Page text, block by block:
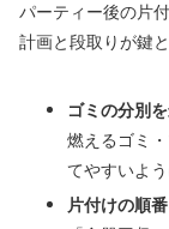
パーティー後の片
計画と段取りが鍵
ゴミの分別
燃えるゴミ
てやすいよう
片付けの順